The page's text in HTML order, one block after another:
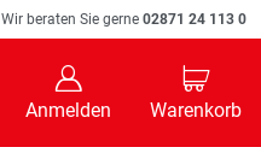
Wir beraten Sie gerne 02871 24 113 0
B
Anmelden
C
Warenkorb